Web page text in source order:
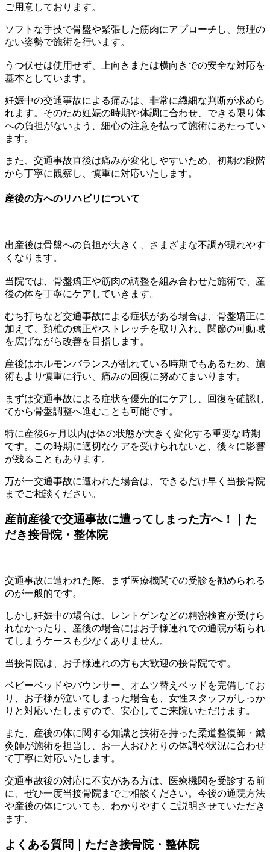
ご用意しております。
ソフトな手技で骨盤や緊張した筋肉にアプローチし、無理の
ない姿勢で施術を行います。
うつ伏せは使用せず、上向きまたは横向きでの安全な対応を
基本としています。
妊娠中の交通事故による痛みは、非常に繊細な判断が求めら
れます。そのため妊娠の時期や体調に合わせ、できる限り体
への負担がないよう、細心の注意を払って施術にあたってい
ます。
また、交通事故直後は痛みが変化しやすいため、初期の段階
から丁寧に観察し、慎重に対応いたします。
産後の方へのリハビリについて
出産後は骨盤への負担が大きく、さまざまな不調が現れやす
くなります。
当院では、骨盤矯正や筋肉の調整を組み合わせた施術で、産
後の体を丁寧にケアしていきます。
むち打ちなど交通事故による症状がある場合は、骨盤矯正に
加えて、頚椎の矯正やストレッチを取り入れ、関節の可動域
を広げながら改善を目指します。
産後はホルモンバランスが乱れている時期でもあるため、施
術もより慎重に行い、痛みの回復に努めてまいります。
まずは交通事故による症状を優先的にケアし、回復を確認し
てから骨盤調整へ進むことも可能です。
特に産後6ヶ月以内は体の状態が大きく変化する重要な時期
です。この時期に適切なケアを受けられないと、後々に影響
が残ることもあります。
万が一交通事故に遭われた場合は、できるだけ早く当接骨院
までご相談ください。
産前産後で交通事故に遭ってしまった方へ！｜た
だき接骨院・整体院
交通事故に遭われた際、まず医療機関での受診を勧められる
のが一般的です。
しかし妊娠中の場合は、レントゲンなどの精密検査が受けら
れなかったり、産後の場合にはお子様連れでの通院が断られ
てしまうケースも少なくありません。
当接骨院は、お子様連れの方も大歓迎の接骨院です。
ベビーベッドやバウンサー、オムツ替えベッドを完備してお
り、お子様が泣いてしまった場合も、女性スタッフがしっか
りと対応いたしますので、安心してご来院いただけます。
また、産後の体に関する知識と技術を持った柔道整復師・鍼
灸師が施術を担当し、お一人おひとりの体調や状況に合わせ
て丁寧に対応いたします。
交通事故後の対応に不安がある方は、医療機関を受診する前
に、ぜひ一度当接骨院までご相談ください。今後の通院方法
や産後の体についても、わかりやすくご説明させていただき
ます。
よくある質問｜ただき接骨院・整体院